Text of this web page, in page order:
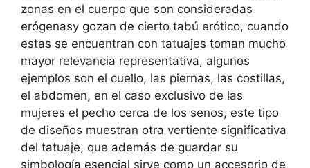
zonas en el cuerpo que son consideradas
erógenasy gozan de cierto tabú erótico, cuando
estas se encuentran con tatuajes toman mucho
mayor relevancia representativa, algunos
ejemplos son el cuello, las piernas, las costillas,
el abdomen, en el caso exclusivo de las
mujeres el pecho cerca de los senos, este tipo
de diseños muestran otra vertiente significativa
del tatuaje, que además de guardar su
simbología esencial sirve como un accesorio de